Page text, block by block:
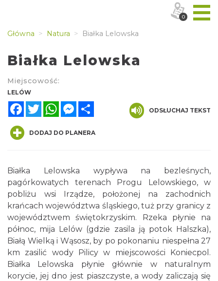
Główna Natura Białka Lelowska
Białka Lelowska
Miejscowość:
LELÓW
FacebookTwitterWhatsAppMessenger
ODSŁUCHAJ TEKST
DODAJ DO PLANERA
Białka Lelowska wypływa na bezleśnych,
pagórkowatych terenach Progu Lelowskiego, w
pobliżu wsi Irządze, położonej na zachodnich
krańcach województwa śląskiego, tuż przy granicy z
województwem świętokrzyskim. Rzeka płynie na
północ, mija Lelów (gdzie zasila ją potok Halszka),
Białą Wielką i Wąsosz, by po pokonaniu niespełna 27
km zasilić wody Pilicy w miejscowości Koniecpol.
Białka Lelowska płynie głównie w naturalnym
korycie, jej dno jest piaszczyste, a wody zaliczają się
0